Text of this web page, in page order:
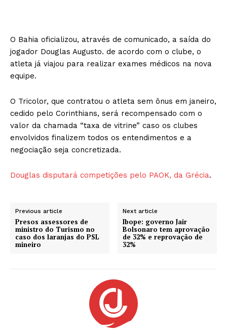
O Bahia oficializou, através de comunicado, a saída do
jogador Douglas Augusto. de acordo com o clube, o
atleta já viajou para realizar exames médicos na nova
equipe.
O Tricolor, que contratou o atleta sem ônus em janeiro,
cedido pelo Corinthians, será recompensado com o
valor da chamada “taxa de vitrine” caso os clubes
envolvidos finalizem todos os entendimentos e a
negociação seja concretizada.
Douglas disputará competições pelo PAOK, da Grécia.
Previous article
Presos assessores de
ministro do Turismo no
caso dos laranjas do PSL
mineiro
Next article
Ibope: governo Jair
Bolsonaro tem aprovação
de 32% e reprovação de
32%